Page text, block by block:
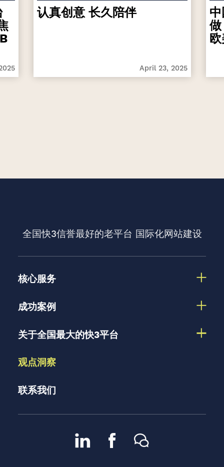
认真创意 长久陪伴
April 23, 2025
全国快3信誉最好的老平台 国际化网站建设
核心服务
成功案例
关于全国最大的快3平台
观点洞察
联系我们